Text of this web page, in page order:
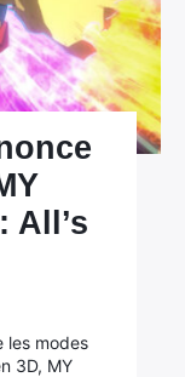
All’s
les modes
3D, MY